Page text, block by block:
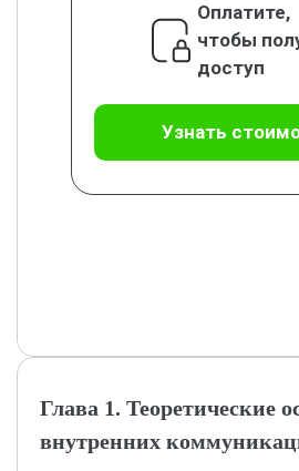
Оплатите,
чтобы
доступ
Узнать
Глава 1. Теоретические
внутренних